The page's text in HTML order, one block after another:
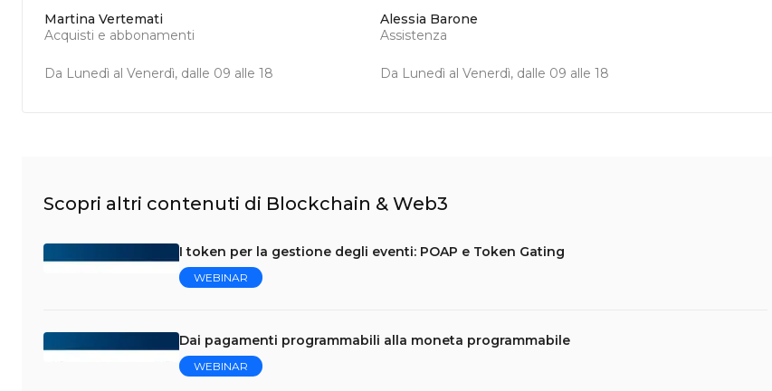
Martina Vertemati
Acquisti e abbonamenti
Da Lunedì al Venerdì, dalle 09 alle 18
Alessia Barone
Assistenza
Da Lunedì al Venerdì, dalle 09 alle 18
Scopri altri contenuti di Blockchain & Web3
I token per la gestione degli eventi: POAP e Token Gating
WEBINAR
Dai pagamenti programmabili alla moneta programmabile
WEBINAR